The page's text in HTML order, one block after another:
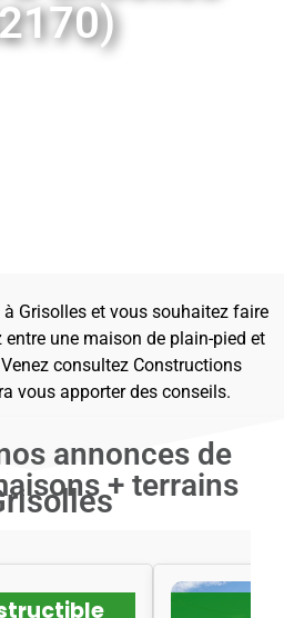
Grisolles et vous souhaitez faire
une maison de plain-pied et
consultez Constructions
vous apporter des conseils.
annonces de
+ terrains